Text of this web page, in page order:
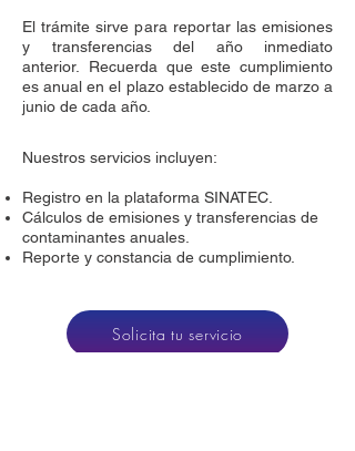
El trámite sirve para reportar las emisiones
y transferencias del año inmediato
anterior. Recuerda que este cumplimiento
es anual en el plazo establecido de marzo a
junio de cada año.
Nuestros servicios incluyen:
Registro en la plataforma SINATEC.
Cálculos de emisiones y transferencias de
contaminantes anuales.
Reporte y constancia de cumplimiento.
Solicita tu servicio